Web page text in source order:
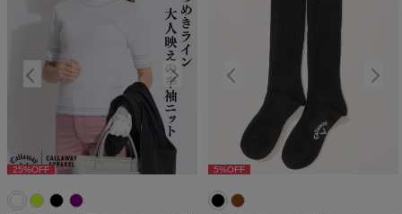
25%OFF %OFF
5%OFF 5%OFF